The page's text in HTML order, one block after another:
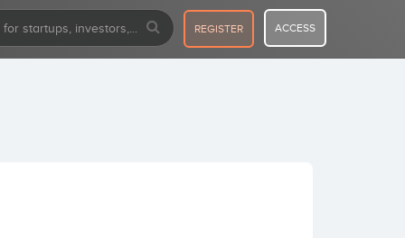
REGISTER ACCESS